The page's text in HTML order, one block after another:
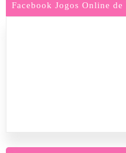
Facebook Jogos Online de